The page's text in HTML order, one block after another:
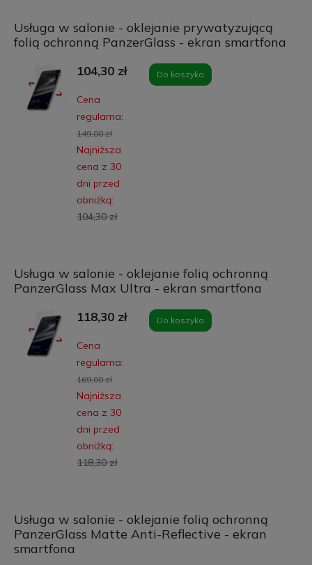
Usługa w salonie - oklejanie prywatyzującą
folią ochronną PanzerGlass - ekran smartfona
104,30 zł
Cena
regularna:
149,00 zł
Najniższa
cena z 30
dni przed
obniżką:
104,30 zł
Do koszyka
Usługa w salonie - oklejanie folią ochronną
PanzerGlass Max Ultra - ekran smartfona
118,30 zł
Cena
regularna:
169,00 zł
Najniższa
cena z 30
dni przed
obniżką:
118,30 zł
Do koszyka
Usługa w salonie - oklejanie folią ochronną
PanzerGlass Matte Anti-Reflective - ekran
smartfona